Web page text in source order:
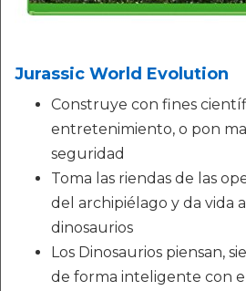
Jurassic World Evolution
Construye con fines
entretenimiento, o pon
seguridad
Toma las riendas de las
del archipiélago y da vida
dinosaurios
Los Dinosaurios piensan,
de forma inteligente con